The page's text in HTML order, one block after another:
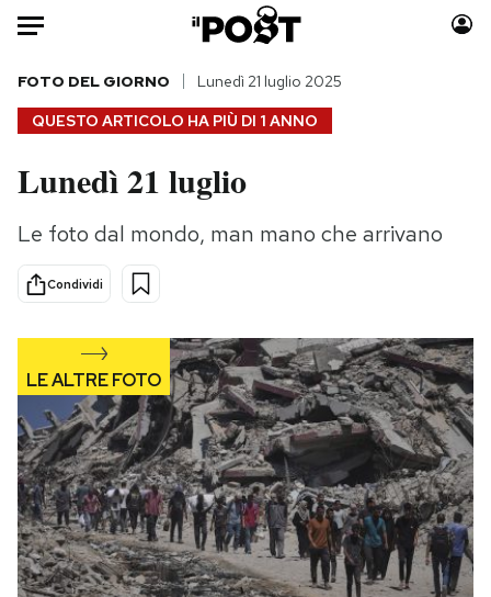
Auto
HOME
Italia
Politica
Tecnologia
Scienza
Cultura
Economia
Sport
Consumismi
Media
Europa
Altrecose
Mondiali calcio 2026
PODCAST
QUESTO ARTICOLO HA PIÙ DI 1 ANNO
FOTO DEL GIORNO Lunedì 21 luglio 2025
Lunedì 21 luglio
Le foto dal mondo, man mano che arrivano
Condividi